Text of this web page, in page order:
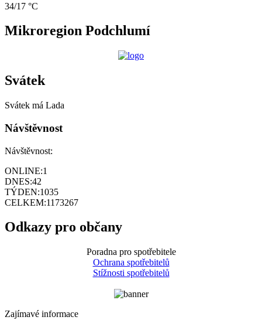
34/17 °C
Mikroregion Podchlumí
Svátek
Svátek má Lada
Návštěvnost
Návštěvnost:
ONLINE:1
DNES:42
TÝDEN:1035
CELKEM:1173267
Odkazy pro občany
Poradna pro spotřebitele
Ochrana spotřebitelů
Stížnosti spotřebitelů
Zajímavé informace